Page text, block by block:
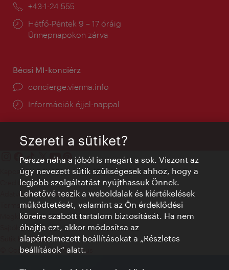
Telefon:
+43-1-24 555
Nyitva
tartás:
Hétfő-Péntek 9 – 17 óráig
Ünnepnapokon zárva
Bécsi MI-konciérz
concierge.vienna.info
Információk éjjel-nappal
Kapcsolat
Credits
Adatvédelmi nyilatkozat
Terms of Use
Megközelíthetőség
Sajtókapcsolat
Sütik beállítása
© Copyright WienTourismus
Szereti a sütiket?
Persze néha a jóból is megárt a sok. Viszont az
úgy nevezett sütik szükségesek ahhoz, hogy a
legjobb szolgáltatást nyújthassuk Önnek.
Lehetővé teszik a weboldalak és kiértékelések
működtetését, valamint az Ön érdeklődési
köreire szabott tartalom biztosítását. Ha nem
óhajtja ezt, akkor módosítsa az
alapértelmezett beállításokat a „Részletes
beállítások“ alatt.